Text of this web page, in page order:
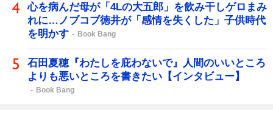
心を病んだ母が「4Lの大五郎」を飲み干しゲロまみ
れに…ノブコブ徳井が「感情を失くした」子供時代
を明かす
Book Bang
石田夏穂『わたしを庇わないで』人間のいいところ
よりも悪いところを書きたい【インタビュー】
Book Bang